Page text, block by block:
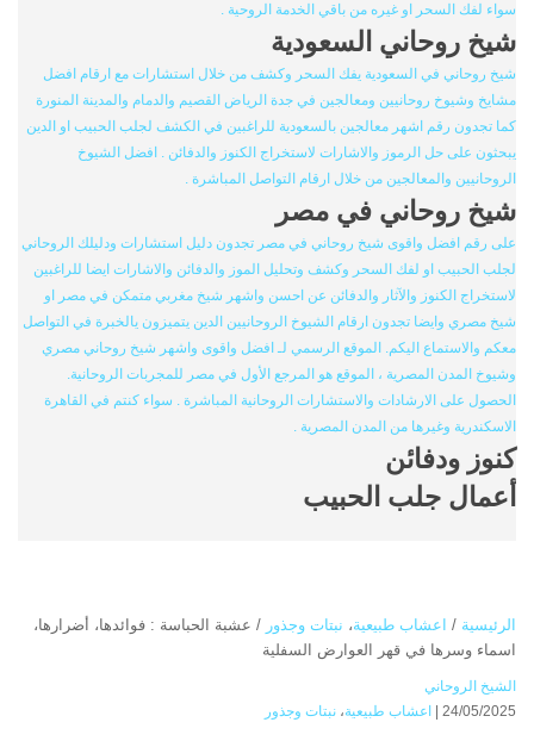
سواء لفك السحر او غيره من باقي الخدمة الروحية .
شيخ روحاني السعودية
شيخ روحاني في السعودية يفك السحر وكشف من خلال استشارات مع ارقام افضل
مشايخ وشيوخ روحانيين ومعالجين في جدة الرياض القصيم والدمام والمدينة المنورة
كما تجدون رقم اشهر معالجين بالسعودية للراغبين في الكشف لجلب الحبيب او الدين
يبحثون على حل الرموز والاشارات لاستخراج الكنوز والدفائن . افضل الشيوخ
الروحانيين والمعالجين من خلال ارقام التواصل المباشرة .
شيخ روحاني في مصر
على رقم افضل واقوى شيخ روحاني في مصر تجدون دليل استشارات ودليلك الروحاني
لجلب الحبيب او لفك السحر وكشف وتحليل الموز والدفائن والاشارات ايضا للراغبين
لاستخراج الكنوز والآثار والدفائن عن احسن واشهر شيخ مغربي متمكن في مصر او
شيخ مصري وايضا تجدون ارقام الشيوخ الروحانيين الدين يتميزون يالخبرة في التواصل
معكم والاستماع اليكم. الموقع الرسمي لـ افضل واقوى واشهر شيخ روحاني مصري
وشيوخ المدن المصرية ، الموقع هو المرجع الأول في مصر للمجربات الروحانية.
الحصول على الارشادات والاستشارات الروحانية المباشرة . سواء كنتم في القاهرة
الاسكندرية وغيرها من المدن المصرية .
كنوز ودفائن
أعمال جلب الحبيب
الرئيسية / اعشاب طبيعية، نبتات وجذور / عشبة الحباسة : فوائدها، أضرارها،
اسماء وسرها في قهر العوارض السفلية
الشيخ الروحاني
24/05/2025 |
اعشاب طبيعية، نبتات وجذور